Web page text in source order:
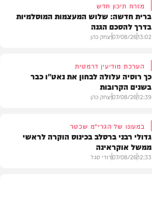
מזרח תיכון חדש
ברית חדשה: שלוש המעצמות המוסלמיות
בדרך להסכם הגנה
13:02
07/08/26יצחק כהן
הערכת מודיעין דרמטית
כך רוסיה עלולה לבחון את נאט"ו כבר
בשנים הקרובות
12:39
07/08/26יצחק כהן
במעונו של הגרי"מ שכטר
גדולי רבני ברסלב בכינוס הוקרה לראשי
ממשל אוקראינה
12:33
07/08/26דודי סגל